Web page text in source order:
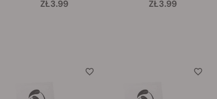
ZŁ3.99 ZŁ3.99